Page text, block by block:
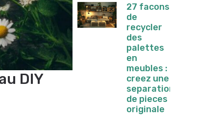
DIY
27 facons
de
recycler
des
palettes
en
meubles :
creez une
separation
de pieces
originale